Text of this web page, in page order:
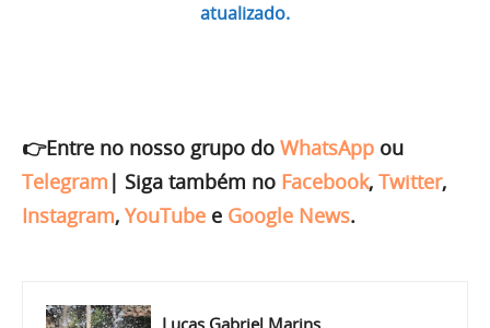
atualizado.
👉Entre no nosso grupo do WhatsApp ou
Telegram | Siga também no Facebook, Twitter,
Instagram, YouTube e Google News.